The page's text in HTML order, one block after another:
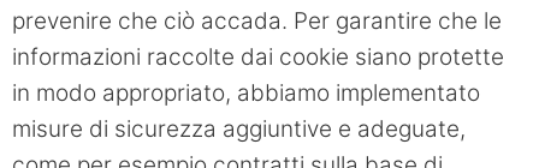
prevenire che ciò accada. Per garantire che le
informazioni raccolte dai cookie siano protette
in modo appropriato, abbiamo implementato
misure di sicurezza aggiuntive e adeguate,